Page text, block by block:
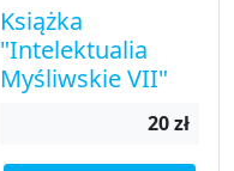
Książka
"Intelektualia
Myśliwskie VII"
20 zł